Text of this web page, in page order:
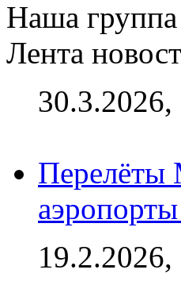
Наша группа
Лента
30.3.2026,
Перелёты
19.2.2026,